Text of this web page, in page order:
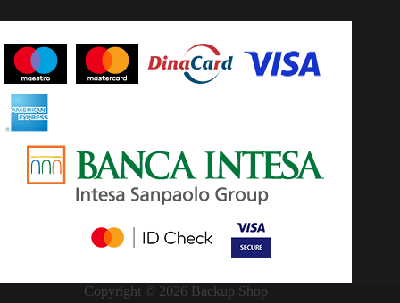
Copyright © 2026 Backup Shop